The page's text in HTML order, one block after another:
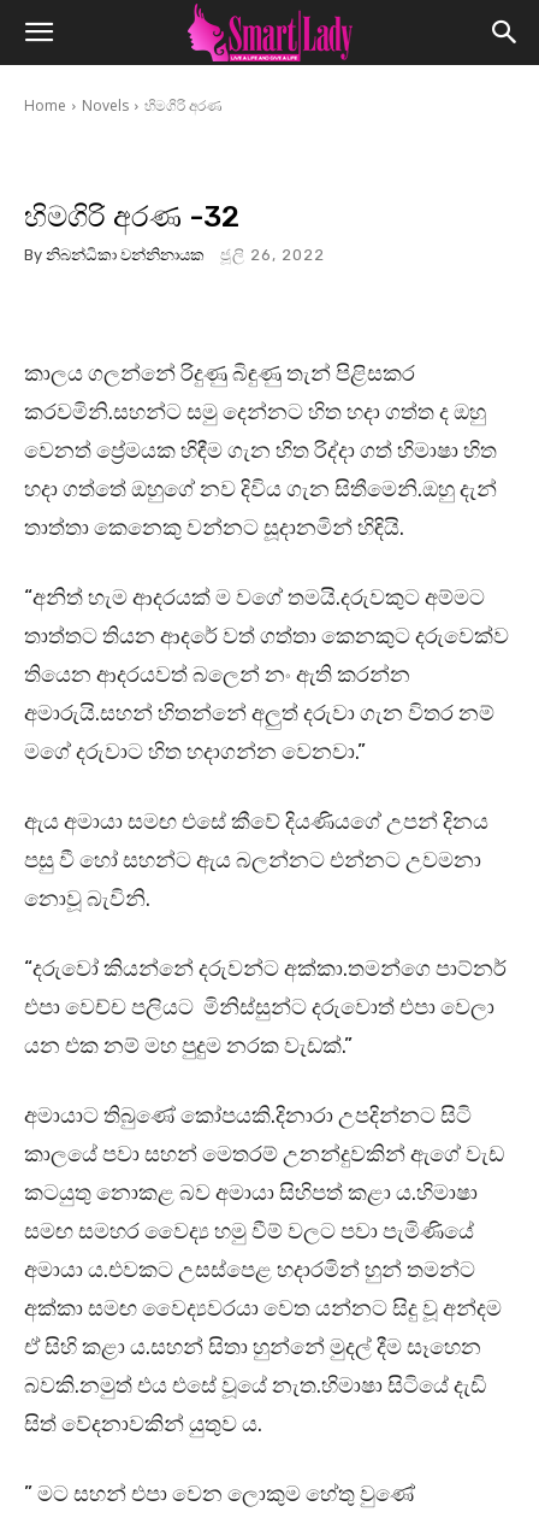
Home Novels හිමගිරි අරණ
හිමගිරි අරණ -32
By නිබන්ධිකා වන්නිනායක ජූලි 26, 2022
කාලය ගලන්නේ රිදුණු බිඳුණු තැන් පිළිසකර
කරවමිනි.සහන්ට සමු දෙන්නට හිත හදා ගත්ත ද ඔහු
වෙනත් ප්‍රේමයක හිඳීම ගැන හිත රිද්දා ගත් හිමාෂා හිත
හදා ගත්තේ ඔහුගේ නව දිවිය ගැන සිතීමෙනි.ඔහු දැන්
තාත්තා කෙනෙකු වන්නට සූදානමින් හිඳියි.
“අනිත් හැම ආදරයක් ම වගේ තමයි.දරුවකුට අම්මට
තාත්තට තියන ආදරේ වත් ගත්තා කෙනකුට දරුවෙක්ව
තියෙන ආදරයවත් බලෙන් නං ඇති කරන්න
අමාරුයි.සහන් හිතන්නේ අලුත් දරුවා ගැන විතර නම්
මගේ දරුවාට හිත හදාගන්න වෙනවා.”
ඇය අමායා සමඟ එසේ කීවේ දියණියගේ උපන් දිනය
පසු වී හෝ සහන්ට ඇය බලන්නට එන්නට උවමනා
නොවූ බැවිනි.
“දරුවෝ කියන්නේ දරුවන්ට අක්කා.තමන්ගෙ පාට්නර්
එපා වෙච්ච පලියට මිනිස්සුන්ට දරුවොත් එපා වෙලා
යන එක නම් මහ පුදුම නරක වැඩක්.”
අමායාට තිබුණේ කෝපයකි.දිනාරා උපදින්නට සිටි
කාලයේ පවා සහන් මෙතරම් උනන්දුවකින් ඇගේ වැඩ
කටයුතු නොකළ බව අමායා සිහිපත් කළා ය.හිමාෂා
සමඟ සමහර වෛද්‍ය හමු වීම් වලට පවා පැමිණියේ
අමායා ය.එවකට උසස්පෙළ හදාරමින් හුන් තමන්ට
අක්කා සමඟ වෛද්‍යවරයා වෙත යන්නට සිදු වූ අන්දම
ඒ සිහි කළා ය.සහන් සිතා හුන්නේ මුදල් දීම සෑහෙන
බවකි.නමුත් එය එසේ වූයේ නැත.හිමාෂා සිටියේ දැඩි
සිත් වේදනාවකින් යුතුව ය.
” මට සහන් එපා වෙන ලොකුම හේතු වුණේ